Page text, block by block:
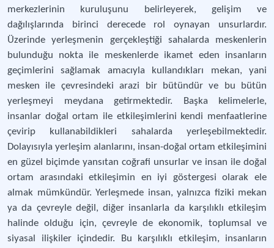
merkezlerinin kuruluşunu belirleyerek, gelişim ve
dağılışlarında birinci derecede rol oynayan unsurlardır.
Üzerinde yerleşmenin gerçekleştiği sahalarda meskenlerin
bulunduğu nokta ile meskenlerde ikamet eden insanların
geçimlerini sağlamak amacıyla kullandıkları mekan, yani
mesken ile çevresindeki arazi bir bütündür ve bu bütün
yerleşmeyi meydana getirmektedir. Başka kelimelerle,
insanlar doğal ortam ile etkileşimlerini kendi menfaatlerine
çevirip kullanabildikleri sahalarda yerleşebilmektedir.
Dolayısıyla yerleşim alanlarını, insan-doğal ortam etkileşimini
en güzel biçimde yansıtan coğrafi unsurlar ve insan ile doğal
ortam arasındaki etkileşimin en iyi göstergesi olarak ele
almak mümkündür. Yerleşmede insan, yalnızca fiziki mekan
ya da çevreyle değil, diğer insanlarla da karşılıklı etkileşim
halinde olduğu için, çevreyle de ekonomik, toplumsal ve
siyasal ilişkiler içindedir. Bu karşılıklı etkileşim, insanların